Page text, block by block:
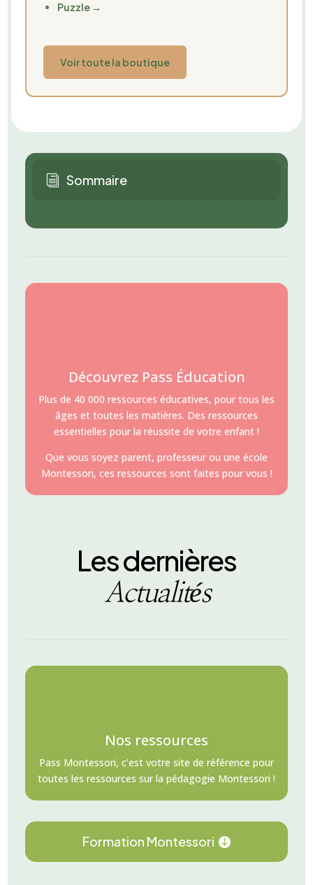
Puzzle →
Voir toute la boutique
i Sommaire
Découvrez Pass Éducation
Plus de 40 000 ressources éducatives, pour tous les
âges et toutes les matières. Des ressources
essentielles pour la réussite de votre enfant !
Que vous soyez parent, professeur ou une école
Montessori, ces ressources sont faites pour vous !
Les dernières
Actualités
Nos ressources
Pass Montessori, c’est votre site de référence pour
toutes les ressources sur la pédagogie Montessori !
Formation Montessori